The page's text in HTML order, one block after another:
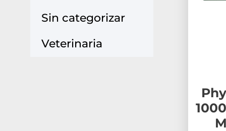
Sin categorizar
Veterinaria